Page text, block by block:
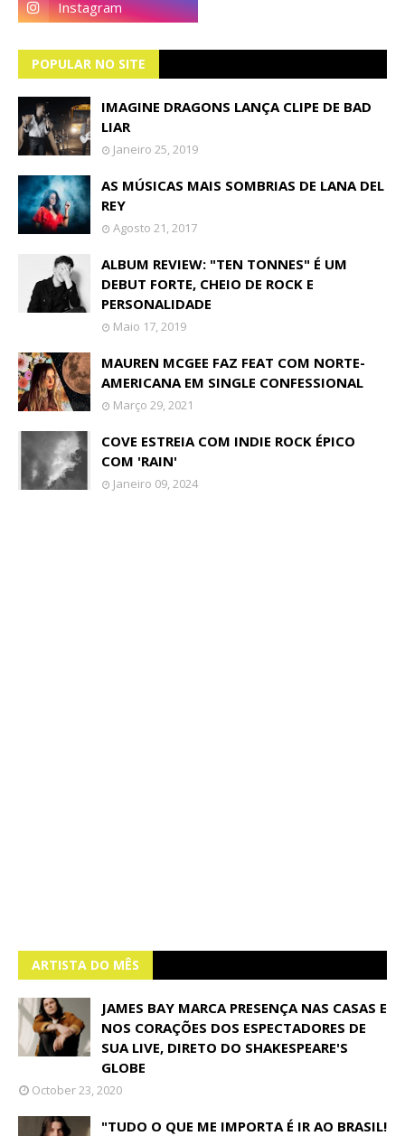
POPULAR NO SITE
IMAGINE DRAGONS LANÇA CLIPE DE BAD
LIAR
Janeiro 25, 2019
AS MÚSICAS MAIS SOMBRIAS DE LANA DEL
REY
Agosto 21, 2017
ALBUM REVIEW: "TEN TONNES" É UM
DEBUT FORTE, CHEIO DE ROCK E
PERSONALIDADE
Maio 17, 2019
MAUREN MCGEE FAZ FEAT COM NORTE-
AMERICANA EM SINGLE CONFESSIONAL
Março 29, 2021
COVE ESTREIA COM INDIE ROCK ÉPICO
COM 'RAIN'
Janeiro 09, 2024
ARTISTA DO MÊS
JAMES BAY MARCA PRESENÇA NAS CASAS E
NOS CORAÇÕES DOS ESPECTADORES DE
SUA LIVE, DIRETO DO SHAKESPEARE'S
GLOBE
October 23, 2020
"TUDO O QUE ME IMPORTA É IR AO BRASIL!